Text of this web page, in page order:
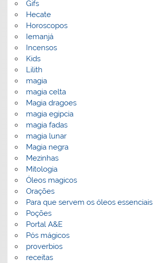
Gifs
Hecate
Horoscopos
Iemanjá
Incensos
Kids
Lilith
magia
magia celta
Magia dragoes
magia egipcia
magia fadas
magia lunar
Magia negra
Mezinhas
Mitologia
Óleos magicos
Orações
Para que servem os óleos essenciais
Poções
Portal A&E
Pós mágicos
proverbios
receitas